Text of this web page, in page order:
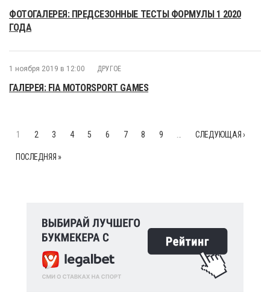
ФОТОГАЛЕРЕЯ: ПРЕДСЕЗОННЫЕ ТЕСТЫ ФОРМУЛЫ 1 2020
ГОДА
1 ноября 2019 в 12:00 ДРУГОЕ
ГАЛЕРЕЯ: FIA MOTORSPORT GAMES
1 2 3 4 5 6 7 8 9 СЛЕДУЮЩАЯ ›
ПОСЛЕДНЯЯ »